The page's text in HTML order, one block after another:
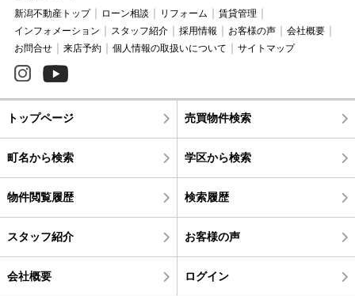
新潟不動産トップ ローン相談 リフォーム
賃貸管理
インフォメーション
スタッフ紹介 採用情報 お客様の声
会社概要
お問合せ
来店予約 個人情報の取扱いについて サイトマップ
トップページ 売買物件検索
町名から検索 学区から検索
物件閲覧履歴 検索履歴
スタッフ紹介 お客様の声
会社概要 ログイン